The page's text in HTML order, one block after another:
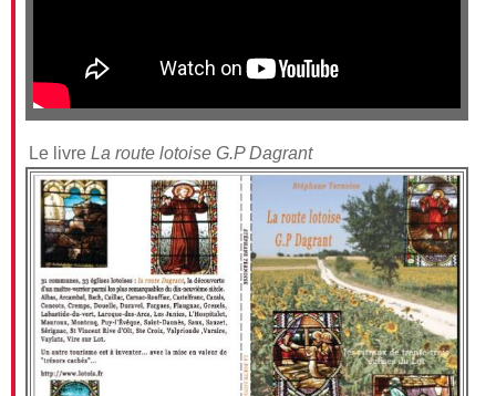
Le livre La route lotoise G.P Dagrant